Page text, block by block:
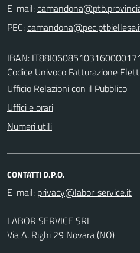
E-mail:
PEC:
IBAN:
Codice Univoco Fatturazione
Ufficio Relazioni con il Pubblico
Uffici e orari
Numeri utili
CONTATTI D.P.O.
E-mail:
LABOR SERVICE SRL
Via A. Righi 29 Novara (NO)